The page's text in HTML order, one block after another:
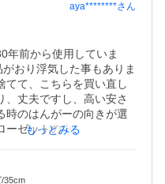
aya********さん
年前から使用していま
おり浮気した事もありま
てて、こちらを買い直し
、丈夫ですし、高い安さ
時のはんがーの向きが選
ゼットの中でハンガー
もっとみる
/35cm